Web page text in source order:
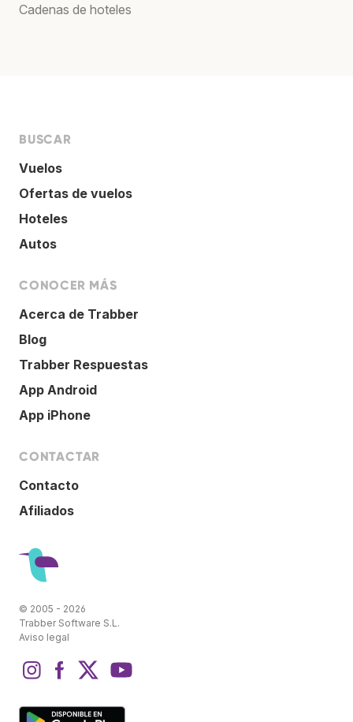
Cadenas de hoteles
BUSCAR
Vuelos
Ofertas de vuelos
Hoteles
Autos
CONOCER MÁS
Acerca de Trabber
Blog
Trabber Respuestas
App Android
App iPhone
CONTACTAR
Contacto
Afiliados
© 2005 - 2026
Trabber Software S.L.
Aviso legal